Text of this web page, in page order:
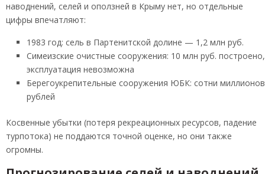
наводнений, селей и оползней в Крыму нет, но отдельные
цифры впечатляют:
1983 год: сель в Партенитской долине — 1,2 млн руб.
Симеизские очистные сооружения: 10 млн руб. построено,
эксплуатация невозможна
Берегоукрепительные сооружения ЮБК: сотни миллионов
рублей
Косвенные убытки (потеря рекреационных ресурсов, падение
турпотока) не поддаются точной оценке, но они также
огромны.